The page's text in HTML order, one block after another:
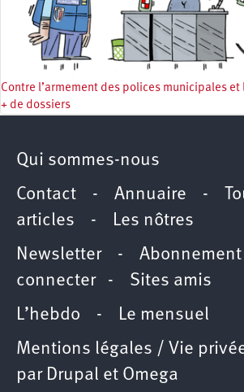
Contre l’armement des polices municipales
+ de dossiers
Qui sommes-nous
Contact - Annuaire -
articles - Les nôtres
Newsletter- Abonnement
connecter- Sites amis
L’hebdo - Le mensuel
Mentions légales / Vie
par Drupal et Omega